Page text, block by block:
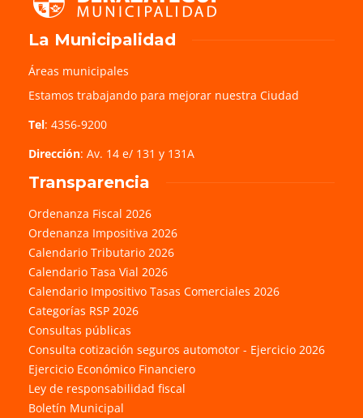
La Municipalidad
Áreas municipales
Estamos trabajando para mejorar nuestra Ciudad
Tel: 4356-9200
Dirección: Av. 14 e/ 131 y 131A
Transparencia
Ordenanza Fiscal 2026
Ordenanza Impositiva 2026
Calendario Tributario 2026
Calendario Tasa Vial 2026
Calendario Impositivo Tasas Comerciales 2026
Categorías RSP 2026
Consultas públicas
Consulta cotización seguros automotor - Ejercicio 2026
Ejercicio Económico Financiero
Ley de responsabilidad fiscal
Boletín Municipal